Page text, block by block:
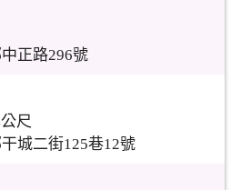
正路296號
尺
城二街125巷12號